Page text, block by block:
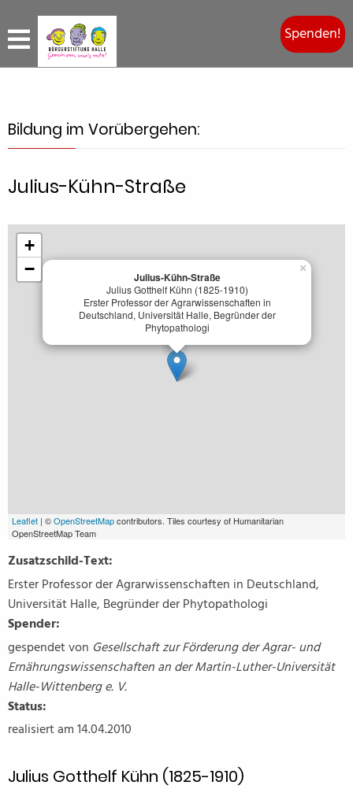
Spenden!
Bildung im Vorübergehen:
Julius-Kühn-Straße
Julius-Kühn-Straße
Julius Gotthelf Kühn (1825-1910)
Erster Professor der Agrarwissenschaften in
Deutschland, Universität Halle, Begründer der
Phytopathologi
×
+
−
Leaflet | ©OpenStreetMapcontributors. Tiles courtesy of Humanitarian
OpenStreetMap Team
Zusatzschild-Text:
Erster Professor der Agrarwissenschaften in Deutschland,
Universität Halle, Begründer der Phytopathologi
Spender:
gespendet von Gesellschaft zur Förderung der Agrar- und
Ernährungswissenschaften an der Martin-Luther-Universität
Halle-Wittenberg e. V.
Status:
realisiert am 14.04.2010
Julius Gotthelf Kühn (1825-1910)